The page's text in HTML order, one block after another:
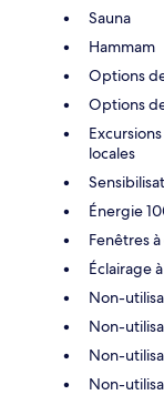
Sauna
Hammam
Options
Options
locales
Énergie
Fenêtres
Éclairage
Non-
Non-
Non-
Non-